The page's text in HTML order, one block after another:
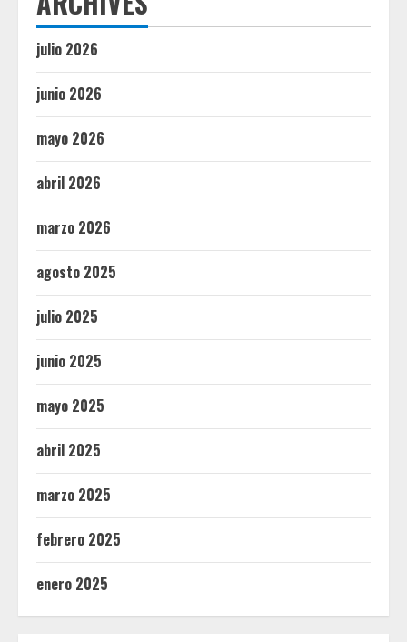
julio 2026
junio 2026
mayo 2026
abril 2026
marzo 2026
agosto 2025
julio 2025
junio 2025
mayo 2025
abril 2025
marzo 2025
febrero 2025
enero 2025